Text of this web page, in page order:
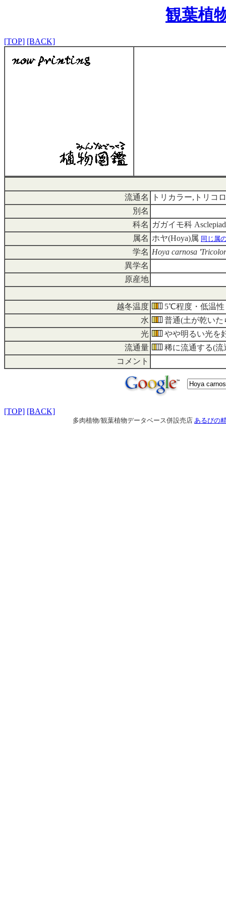
観葉植
[TOP] [BACK]
流通名
トリカラー,トリコ
別名
科名 ガガイモ科
属名 ホヤ(Hoya)属 同じ属
学名 Hoya carnosa
異学名
原産地
越冬温度
5℃程度・低温性
水
普通(土が乾いた
光
やや明るい光を
流通量
稀に流通する(流
コメント
[TOP] [BACK]
多肉植物/観葉植物データベース併設売店 あるびの